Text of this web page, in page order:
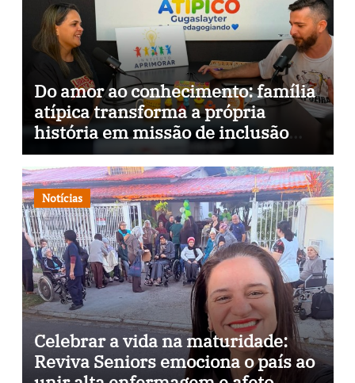
Do amor ao conhecimento: família
atípica transforma a própria
história em missão de inclusão
através da psicopedagogia, podcast
e arte nas ruas
Notícias
Celebrar a vida na maturidade:
Reviva Seniors emociona o país ao